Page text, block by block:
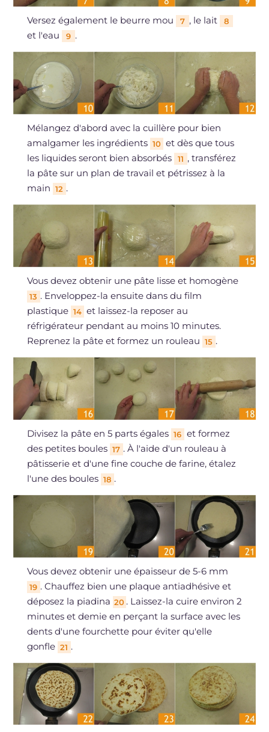
Versez également le beurre mou 7 , le lait 8
et l'eau 9 .
Mélangez d'abord avec la cuillère pour bien
amalgamer les ingrédients 10 et dès que tous
les liquides seront bien absorbés
11 , transférez
la pâte sur un plan de travail et pétrissez à la
main 12 .
Vous devez obtenir une pâte lisse et homogène
13 . Enveloppez-la ensuite dans du film
plastique 14 et laissez-la reposer au
réfrigérateur pendant au moins 10 minutes.
Reprenez la pâte et formez un rouleau 15 .
Divisez la pâte en 5 parts égales 16 et formez
des petites boules 17 . À l'aide d'un rouleau à
pâtisserie et d'une fine couche de farine, étalez
l'une des boules 18 .
Vous devez obtenir une épaisseur de 5-6 mm
19 . Chauffez bien une plaque antiadhésive et
déposez la piadina 20 . Laissez-la cuire environ 2
minutes et demie en perçant la surface avec les
dents d'une fourchette pour éviter qu'elle
gonfle 21 .